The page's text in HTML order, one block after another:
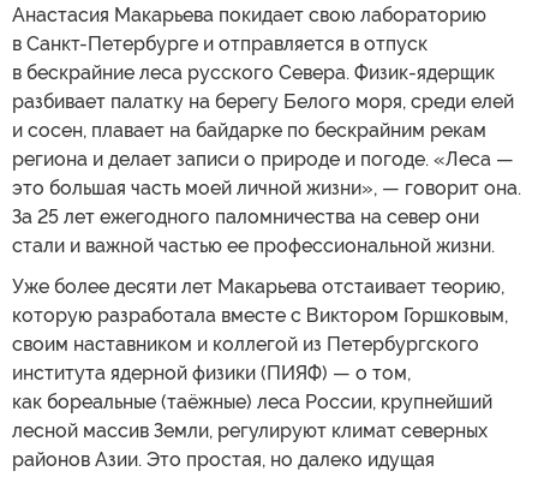
Анастасия Макарьева покидает свою лабораторию
в Санкт-Петербурге и отправляется в отпуск
в бескрайние леса русского Севера. Физик-ядерщик
разбивает палатку на берегу Белого моря, среди елей
и сосен, плавает на байдарке по бескрайним рекам
региона и делает записи о природе и погоде. «Леса —
это большая часть моей личной жизни», — говорит она.
За 25 лет ежегодного паломничества на север они
стали и важной частью ее профессиональной жизни.
Уже более десяти лет Макарьева отстаивает теорию,
которую разработала вместе с Виктором Горшковым,
своим наставником и коллегой из Петербургского
института ядерной физики (ПИЯФ) — о том,
как бореальные (таёжные) леса России, крупнейший
лесной массив Земли, регулируют климат северных
районов Азии. Это простая, но далеко идущая